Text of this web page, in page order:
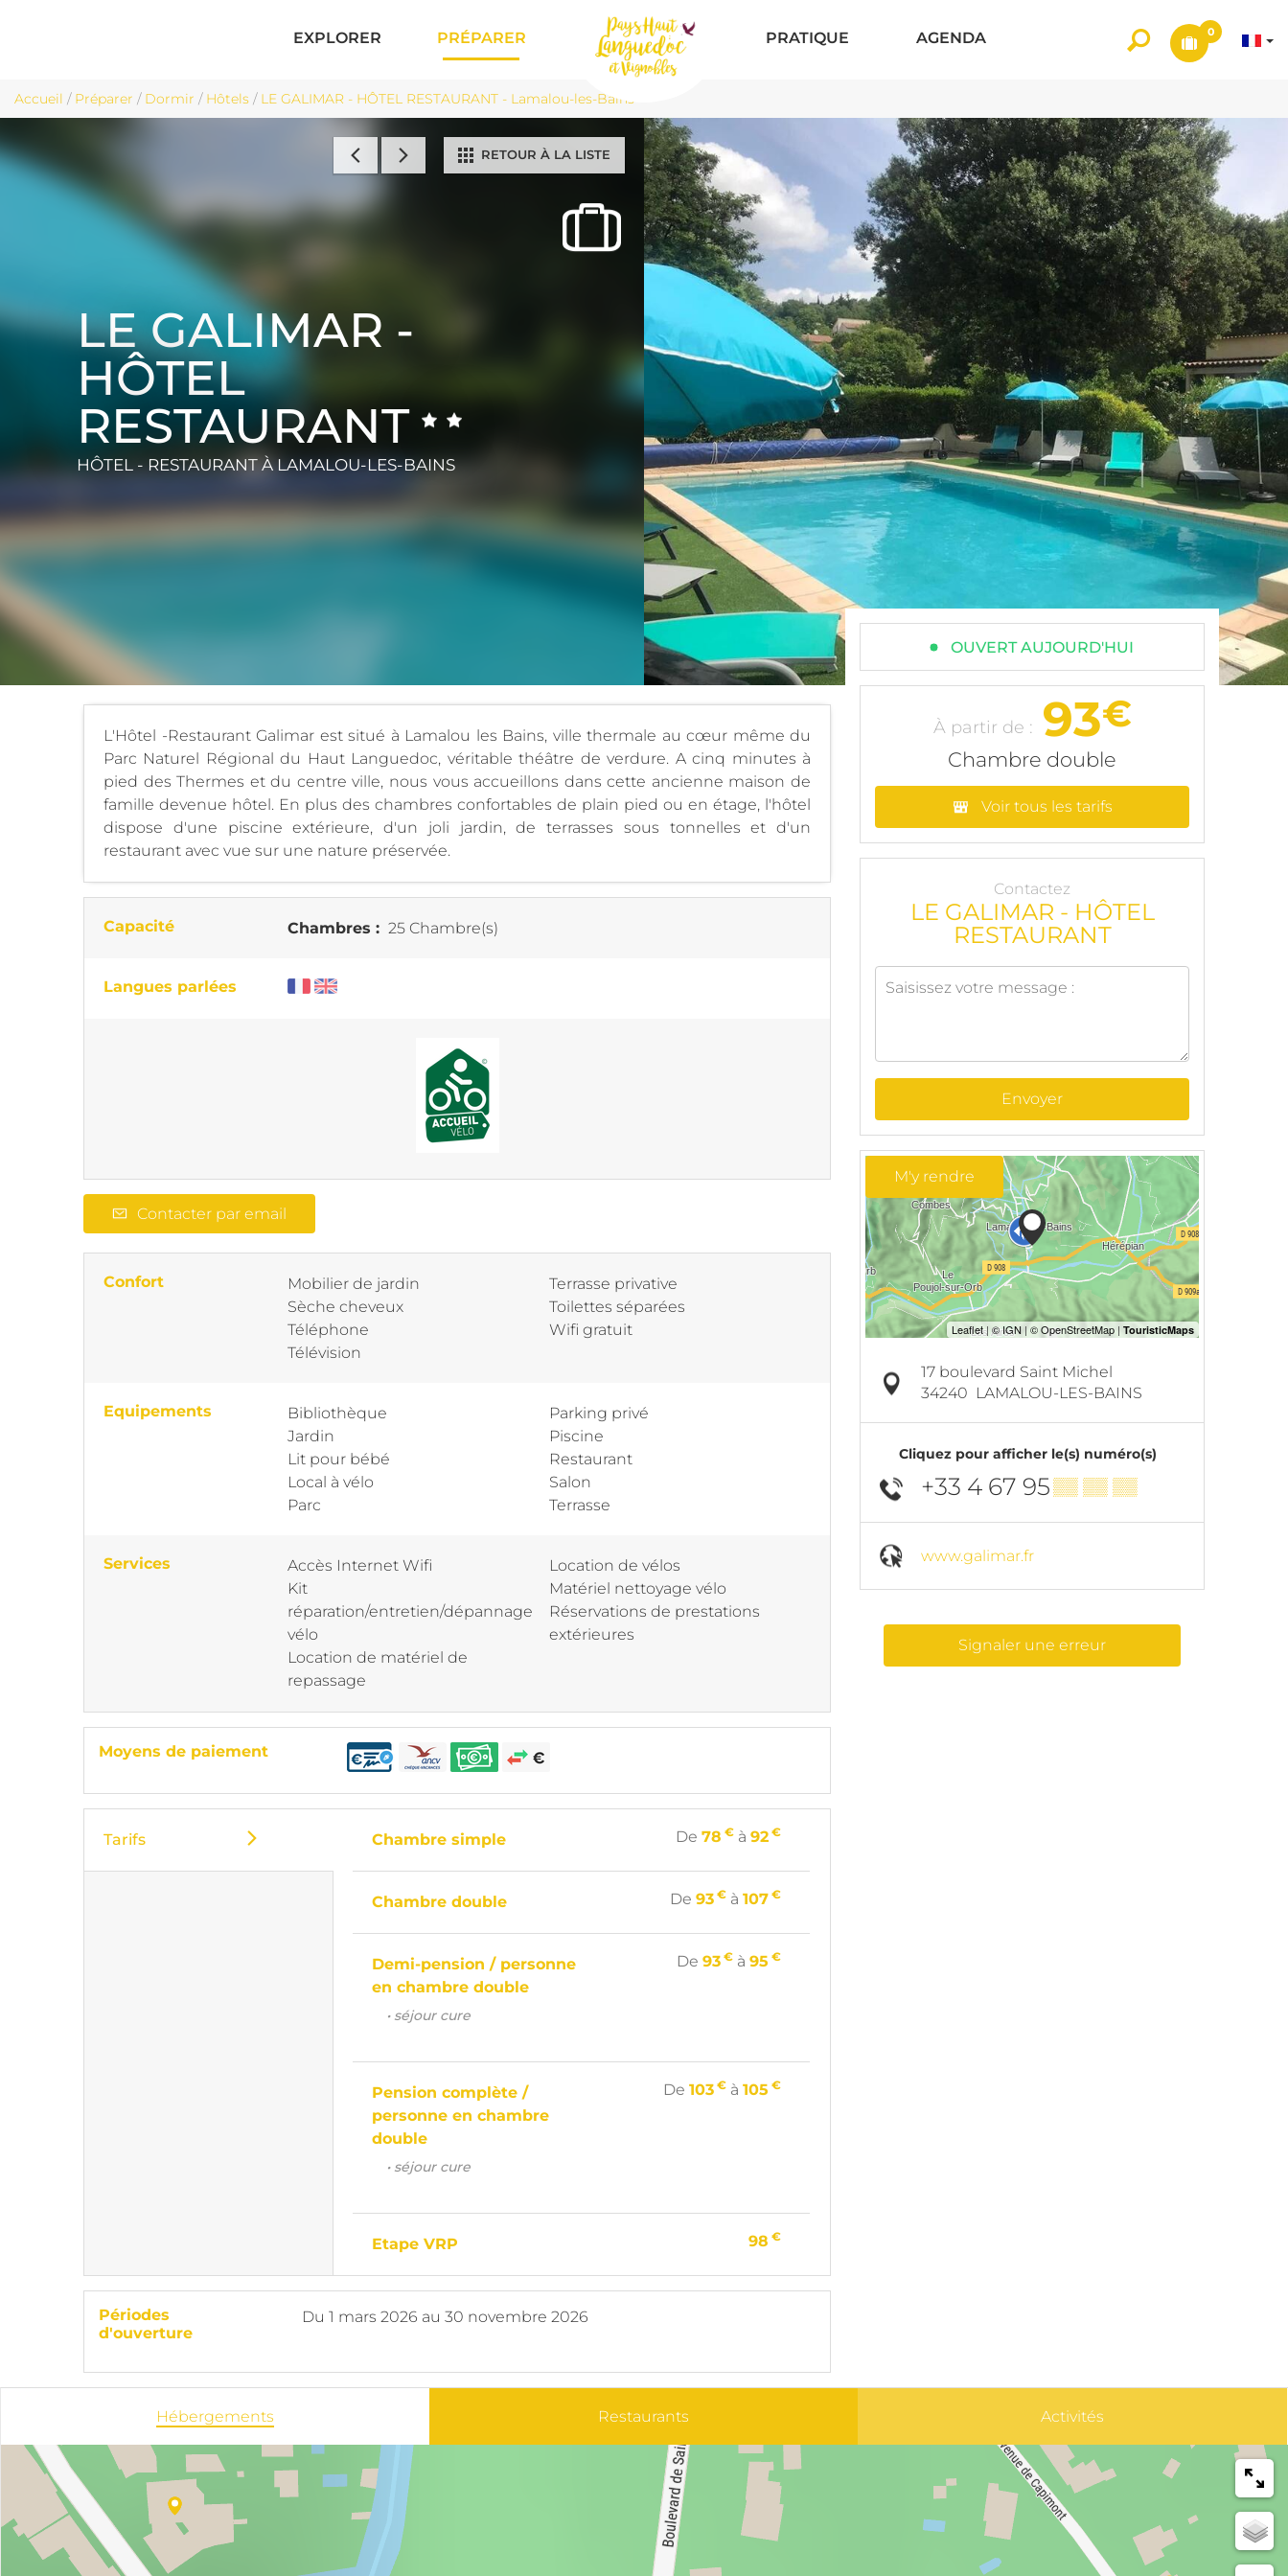
EXPLORER PRÉPARER PRATIQUE AGENDA 0
Accueil / Préparer / Dormir / Hôtels / LE GALIMAR - HÔTEL RESTAURANT - Lamalou-les-Bains
RETOUR À LA LISTE
LE GALIMAR -
HÔTEL
RESTAURANT
HÔTEL - RESTAURANTÀ LAMALOU-LES-BAINS
L'Hôtel -Restaurant Galimar est situé à Lamalou les Bains, ville thermale au cœur même du
Parc Naturel Régional du Haut Languedoc, véritable théâtre de verdure. A cinq minutes à
pied des Thermes et du centre ville, nous vous accueillons dans cette ancienne maison de
famille devenue hôtel. En plus des chambres confortables de plain pied ou en étage, l'hôtel
dispose d'une piscine extérieure, d'un joli jardin, de terrasses sous tonnelles et d'un
restaurant avec vue sur une nature préservée.
Capacité Chambres : 25 Chambre(s)
Langues parlées
Contacter par email
Confort
Mobilier de jardin
Sèche cheveux
Téléphone
Télévision
Terrasse privative
Toilettes séparées
Wifi gratuit
Equipements
Bibliothèque
Jardin
Lit pour bébé
Local à vélo
Parc
Parking privé
Piscine
Restaurant
Salon
Terrasse
Services
Accès Internet Wifi
Kit
réparation/entretien/dépannage
vélo
Location de matériel de
repassage
Location de vélos
Matériel nettoyage vélo
Réservations de prestations
extérieures
Moyens de paiement
Tarifs Chambre simple De78 € à92 €
Chambre double De93 € à107 €
Demi-pension / personne
en chambre double
De93 € à95 €
• séjour cure
Pension complète /
personne en chambre
double
De103 € à105 €
• séjour cure
Etape VRP 98 €
Périodes
d'ouverture
Du 1 mars 2026 au 30 novembre 2026
OUVERT AUJOURD'HUI
À partir de : 93€
Chambre double
Voir tous les tarifs
Contactez
LE GALIMAR - HÔTEL
RESTAURANT
Envoyer
M'y rendre
17 boulevard Saint Michel
34240 LAMALOU-LES-BAINS
Cliquez pour afficher le(s) numéro(s)
+33 4 67 95▒▒ ▒▒ ▒▒
www.galimar.fr
Signaler une erreur
Hébergements Restaurants Activités